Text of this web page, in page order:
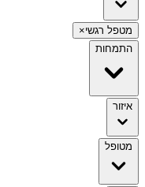
מטפל רגשי×
התמחות
איזור
מטופל